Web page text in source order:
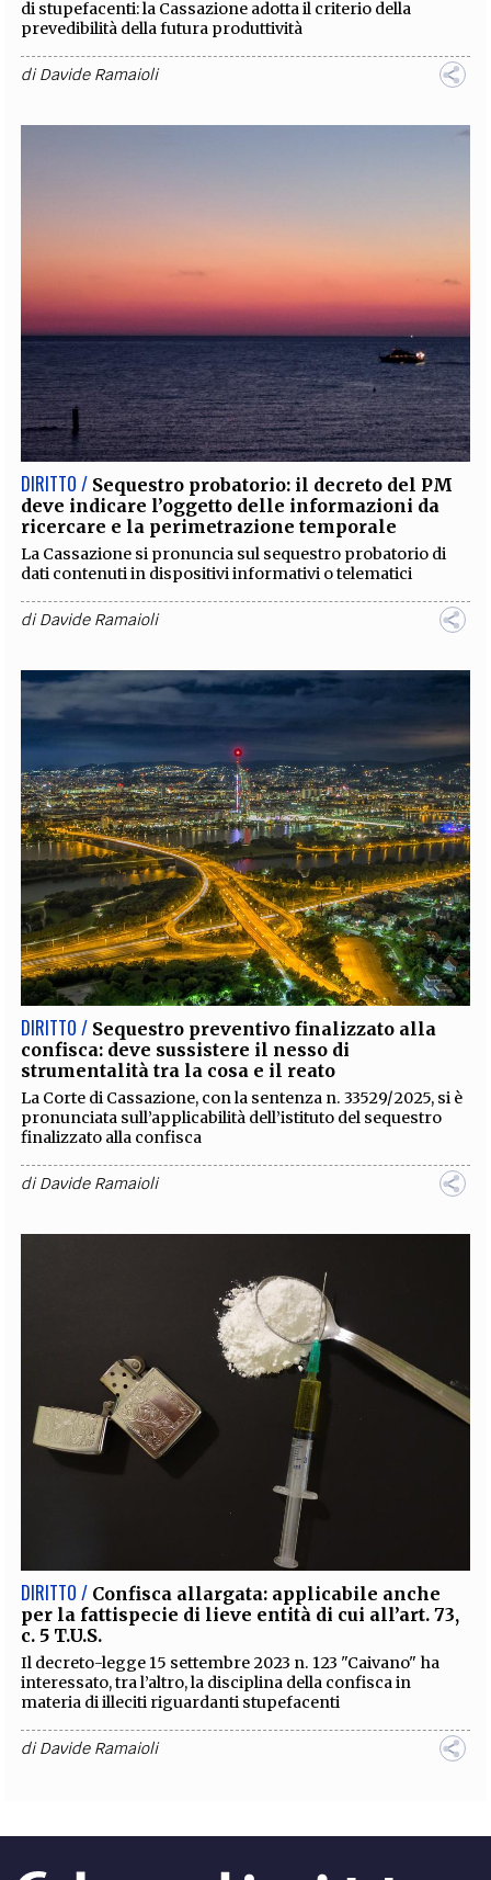
di stupefacenti: la Cassazione adotta il criterio della
prevedibilità della futura produttività
diDavide Ramaioli
DIRITTO / Sequestro probatorio: il decreto del PM
deve indicare l’oggetto delle informazioni da
ricercare e la perimetrazione temporale
La Cassazione si pronuncia sul sequestro probatorio di
dati contenuti in dispositivi informativi o telematici
diDavide Ramaioli
DIRITTO / Sequestro preventivo finalizzato alla
confisca: deve sussistere il nesso di
strumentalità tra la cosa e il reato
La Corte di Cassazione, con la sentenza n. 33529/2025, si è
pronunciata sull’applicabilità dell’istituto del sequestro
finalizzato alla confisca
diDavide Ramaioli
DIRITTO / Confisca allargata: applicabile anche
per la fattispecie di lieve entità di cui all’art. 73,
c. 5 T.U.S.
Il decreto-legge 15 settembre 2023 n. 123 "Caivano" ha
interessato, tra l’altro, la disciplina della confisca in
materia di illeciti riguardanti stupefacenti
diDavide Ramaioli
addetto alla raccolta del risparmio è un